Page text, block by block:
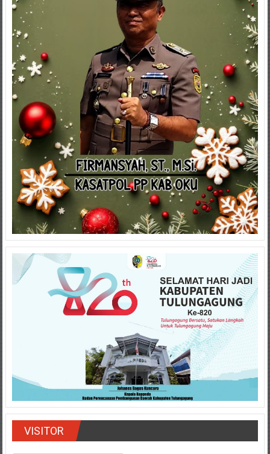
VISITOR